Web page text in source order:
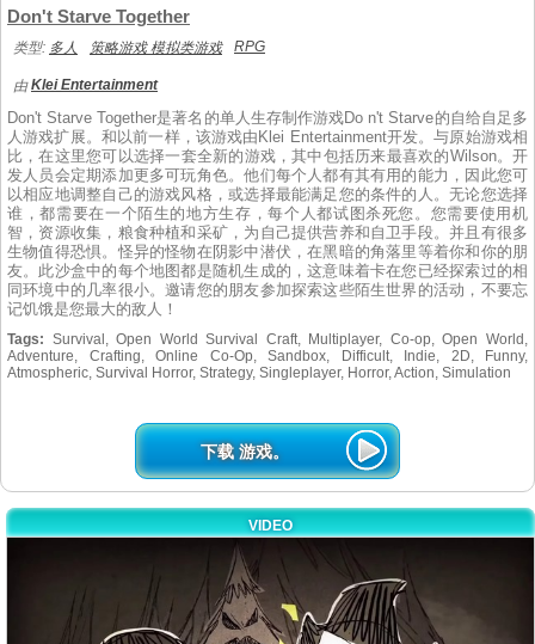
Don't Starve Together
类型: 多人 策略游戏 模拟类游戏 RPG
由Klei Entertainment
Don't Starve Together是著名的单人生存制作游戏Do n't Starve的自给自足多
人游戏扩展。和以前一样，该游戏由Klei Entertainment开发。与原始游戏相
比，在这里您可以选择一套全新的游戏，其中包括历来最喜欢的Wilson。开
发人员会定期添加更多可玩角色。他们每个人都有其有用的能力，因此您可
以相应地调整自己的游戏风格，或选择最能满足您的条件的人。无论您选择
谁，都需要在一个陌生的地方生存，每个人都试图杀死您。您需要使用机
智，资源收集，粮食种植和采矿，为自己提供营养和自卫手段。并且有很多
生物值得恐惧。怪异的怪物在阴影中潜伏，在黑暗的角落里等着你和你的朋
友。此沙盒中的每个地图都是随机生成的，这意味着卡在您已经探索过的相
同环境中的几率很小。邀请您的朋友参加探索这些陌生世界的活动，不要忘
记饥饿是您最大的敌人！
Tags: Survival, Open World Survival Craft, Multiplayer, Co-op, Open World,
Adventure, Crafting, Online Co-Op, Sandbox, Difficult, Indie, 2D, Funny,
Atmospheric, Survival Horror, Strategy, Singleplayer, Horror, Action, Simulation
下载 游戏。
VIDEO